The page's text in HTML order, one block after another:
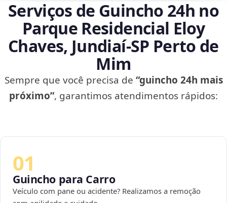
Serviços de Guincho 24h no
Parque Residencial Eloy
Chaves, Jundiaí‑SP Perto de
Mim
Sempre que você precisa de “guincho 24h mais
próximo”, garantimos atendimentos rápidos:
01
Guincho para Carro
Veículo com pane ou acidente? Realizamos a remoção